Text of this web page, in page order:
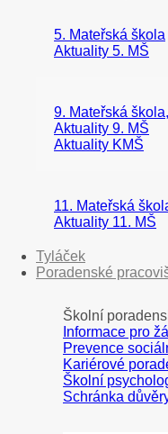
5. Mateřská škola
Aktuality 5. MŠ
9. Mateřská
Aktuality 9. MŠ
Aktuality KMŠ
11. Mateřská
Aktuality 11. MŠ
Tyláček
Poradenské
Školní
Informace pro
Prevence
Kariérové
Školní
Schránka